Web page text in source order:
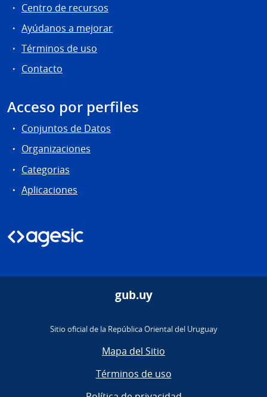
Centro de recursos
Ayúdanos a mejorar
Términos de uso
Contacto
Acceso por perfiles
Conjuntos de Datos
Organizaciones
Categorias
Aplicaciones
gub.uy
Sitio oficial de la República Oriental del Uruguay
Mapa del Sitio
Términos de uso